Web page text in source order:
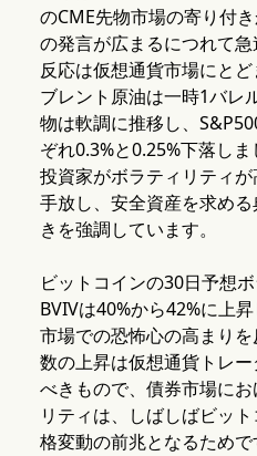
のCME先物市場の寄り付
の発言が広まるにつれて
反応は仮想通貨市場にと
ブレント原油は一時1バレ
物は軟調に推移し、
ぞれ0.3%と0.25%下落しま
投資家がボラティリティ
手放し、安全資産を求め
きを強調しています。
ビットコインの30日予想
BVIVは40%から42%に上
市場での恐怖心の高まり
数の上昇は仮想通貨トレ
べきもので、債券市場に
リティは、しばしばビッ
格変動の前兆となるためで